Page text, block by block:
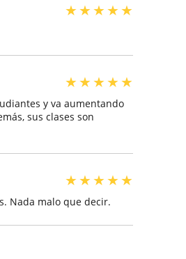
★★★★★
★★★★★
y va aumentando
sus clases son
★★★★★
Nada malo que decir.